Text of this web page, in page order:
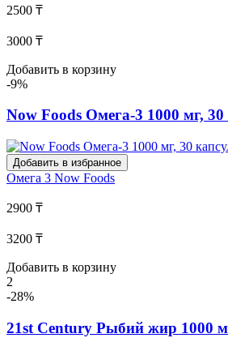
2500 ₸
3000 ₸
Добавить в корзину
-9%
Now Foods Омега-3 1000 мг, 30
Добавить в избранное
Омега 3 Now Foods
2900 ₸
3200 ₸
Добавить в корзину
2
-28%
21st Century Рыбий жир 1000